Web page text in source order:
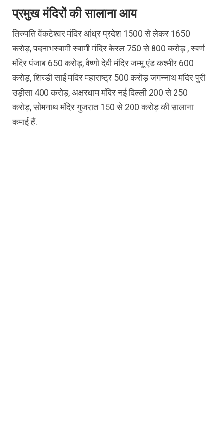
प्रमुख मंदिरों की सालाना आय
तिरुपति वेंकटेश्वर मंदिर आंध्र प्रदेश 1500 से लेकर 1650
करोड़, पदनाभस्वामी स्वामी मंदिर केरल 750 से 800 करोड़ , स्वर्ण
मंदिर पंजाब 650 करोड़, वैष्णो देवी मंदिर जम्मू एंड कश्मीर 600
करोड़, शिरडी साईं मंदिर महाराष्ट्र 500 करोड़ जगन्नाथ मंदिर पुरी
उड़ीसा 400 करोड़, अक्षरधाम मंदिर नई दिल्ली 200 से 250
करोड़, सोमनाथ मंदिर गुजरात 150 से 200 करोड़ की सालाना
कमाई हैं.